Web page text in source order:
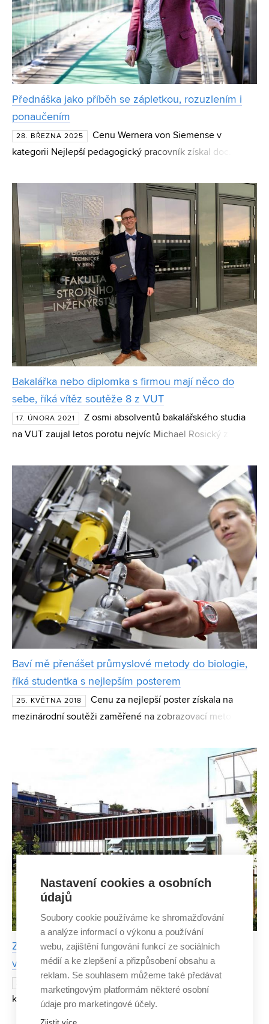
Přednáška jako příběh se zápletkou, rozuzlením i
ponaučením
28. BŘEZNA 2025
Cenu Wernera von Siemense v
kategorii Nejlepší pedagogický pracovník získal doc. Ing.
Vysokého učení technického v Brně.Docent Jiří Jaroš byl
Bakalářka nebo diplomka s firmou mají něco do
sebe, říká vítěz soutěže 8 z VUT
17. ÚNORA 2021
Z osmi absolventů bakalářského studia
na VUT zaujal letos porotu nejvíc Michael Rosický z
zkoumal mechanické vlastnosti ortopedických vložek vyro
Baví mě přenášet průmyslové metody do biologie,
říká studentka s nejlepším posterem
25. KVĚTNA 2018
Cenu za nejlepší poster získala na
mezinárodní soutěži zaměřené na zobrazovací metody
Tesařová. Ta se dlouhodobě zabývá 3D modely a
Známky nejsou vypovídající. Portfolio je naší hlavní
vizitkou, říká mladý architekt
Mezi patnácti mezinárodními studenty,
které přijala The Oslo School of Architecture and Design,
Nastavení cookies a osobních
údajů
Soubory cookie používáme ke shromažďování
a analýze informací o výkonu a používání
webu, zajištění fungování funkcí ze sociálních
médií a ke zlepšení a přizpůsobení obsahu a
reklam. Se souhlasem můžeme také předávat
marketingovým platformám některé osobní
údaje pro marketingové účely.